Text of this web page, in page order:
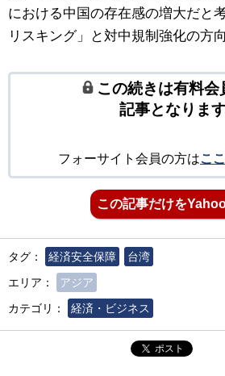
における中国の存在感の増大だと
リスキング」と対中規制強化の方
この続きは有料会
記事となります
フォーサイト会員の方はこ
この記事だけを
タグ： 経済安全保障
台湾
エリア：
アジア
カテゴリ：
経済・ビジネス
ポスト